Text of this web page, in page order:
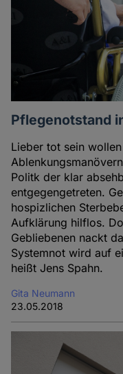
Pflegenotstand
Lieber tot sein
Politk der klar
entgegengetreten.
hospizlichen
Aufklärung hilflos.
Gebliebenen nackt
Systemnot wird auf
heißt Jens Spahn.
Gita Neumann
23.05.2018